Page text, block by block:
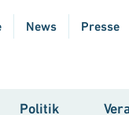
News Presse
Politik